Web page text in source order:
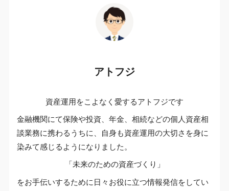
アトフジ
資産運用をこよなく愛するアトフジです
金融機関にて保険や投資、年金、相続などの個人資産相
談業務に携わるうちに、自身も資産運用の大切さを身に
染みて感じるようになりました。
「未来のための資産づくり」
をお手伝いするために日々お役に立つ情報発信をしてい